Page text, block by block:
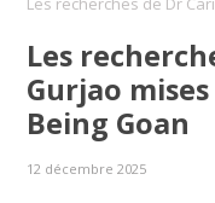
Les
Gurjao
Being Goan
12 décembre 2025